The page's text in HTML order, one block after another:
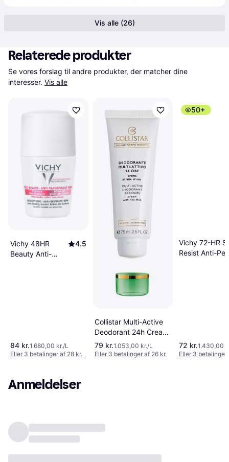
Vis alle (26)
Relaterede produkter
Se vores forslag til andre produkter, der matcher dine
interesser. Vis alle
Vichy 48HR
Beauty Anti-
4.5
84 kr.1.680,00 kr./L
Eller 3 betalinger af 28 kr.
Collistar Multi-Active
Deodorant 24h Cream
75ml 75g 1-pak
79 kr.1.053,00 kr./L
Eller 3 betalinger af 26 kr.
50+
Vichy 72-HR
Resist Anti-
72 kr.1.430,00
Eller 3 betalinger
Anmeldelser